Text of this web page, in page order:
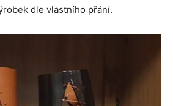
dle vlastního přání.